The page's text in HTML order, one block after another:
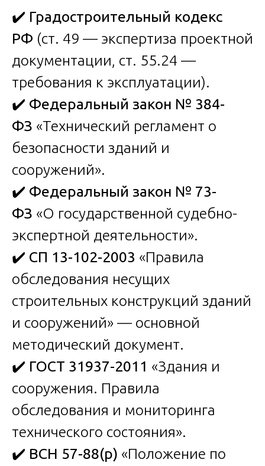
✔️ Градостроительный кодекс
РФ (ст. 49 — экспертиза проектной
документации, ст. 55.24 —
требования к эксплуатации).
✔️ Федеральный закон № 384-
ФЗ «Технический регламент о
безопасности зданий и
сооружений».
✔️ Федеральный закон № 73-
ФЗ «О государственной судебно-
экспертной деятельности».
✔️ СП 13-102-2003 «Правила
обследования несущих
строительных конструкций зданий
и сооружений» — основной
методический документ.
✔️ ГОСТ 31937-2011 «Здания и
сооружения. Правила
обследования и мониторинга
технического состояния».
✔️ ВСН 57-88(р) «Положение по